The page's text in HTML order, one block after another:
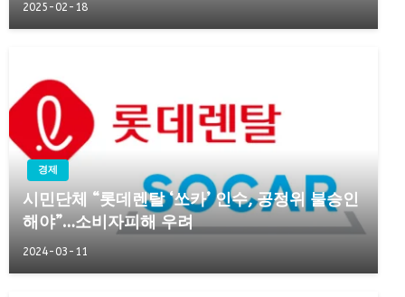
2025-02-18
경제
시민단체 “롯데렌탈 ‘쏘카’ 인수, 공정위 불승인
해야”…소비자피해 우려
2024-03-11